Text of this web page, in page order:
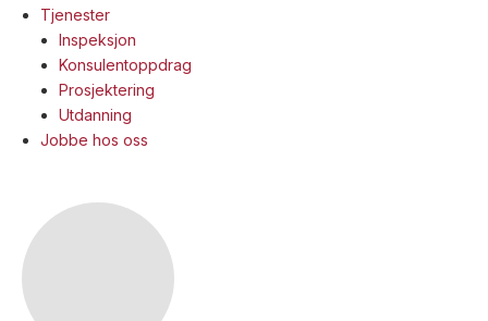
Industri
Blinklys
Sirener
enheter
Tjenester
Inspeksjon
Konsulentoppdrag
Prosjektering
Utdanning
Jobbe hos oss